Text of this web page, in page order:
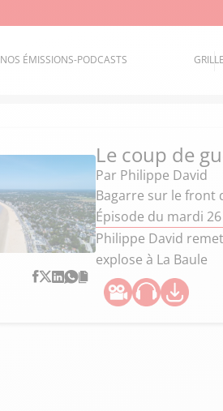
NOS ÉMISSIONS-PODCASTS
Le coup de
Par Philippe David
Bagarre sur le front
Épisode du mardi
Philippe David
explose à La Baule